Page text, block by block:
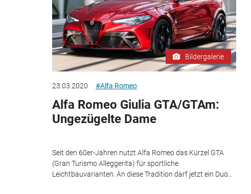
Bildergalerie
23.03.2020 #Alfa Romeo
Alfa Romeo Giulia GTA/GTAm:
Ungezügelte Dame
Seit den 60er-Jahren nutzt Alfa Romeo das Kürzel GTA
(Gran Turismo Alleggerita) für sportliche
Leichtbauvarianten. An diese Tradition darf jetzt ein Duo...